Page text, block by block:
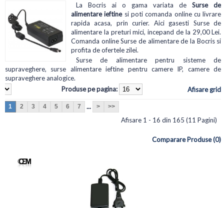
La Bocris ai o gama variata deSurse de
alimentare ieftinesi poti comanda online cu livrare
rapida acasa, prin curier. Aici gasesti Surse de
alimentare la preturi mici, incepand de la 29,00 Lei.
Comanda online Surse de alimentare de la Bocris si
profita de ofertele zilei.
Surse de alimentare pentru sisteme de
supraveghere, surse alimentare ieftine pentru camere IP, camere de
supraveghere analogice.
Produse pe pagina:
Afisare grid
1 2 3 4 5 6 7 ... > >>
Afisare 1 - 16 din 165 (11 Pagini)
Comparare Produse (0)